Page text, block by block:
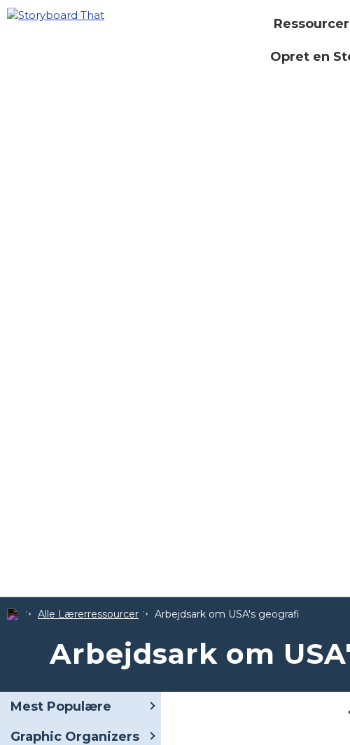
Ressourcer
Opret en
Alle Lærerressourcer Arbejdsark om USA's geografi
Arbejdsark om
Mest Populære
Graphic Organizers